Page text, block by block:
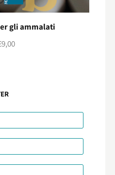
gli ammalati
9,00